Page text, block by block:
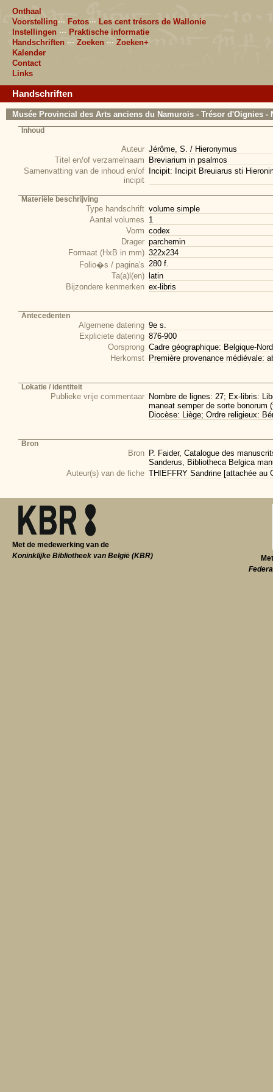
Onthaal
Voorstelling··· Fotos··· Les cent trésors de Wallonie
Instellingen ··· Praktische informatie
Handschriften ··· Zoeken ··· Zoeken+
Kalender
Contact
Links
Handschriften
Musée Provincial des Arts anciens du Namurois - Trésor d'Oignies -
Inhoud
Auteur Jérôme, S. / Hieronymus
Titel en/of verzamelnaam
Breviarium in psalmos
Samenvatting van de inhoud en/of
incipit
Incipit: Incipit Breuiarus sti
Materiële beschrijving
Type handschrift volume simple
Aantal volumes 1
Vorm codex
Drager parchemin
Formaat (HxB in mm) 322x234
Folio�s / pagina's 280 f.
Ta(a)l(en)
latin
Bijzondere kenmerken ex-libris
Antecedenten
Algemene datering 9e s.
Expliciete datering 876-900
Oorsprong Cadre géographique: Belgique-
Herkomst Première provenance médiévale:
Lokatie / identiteit
Publieke vrije commentaar Nombre de lignes: 27; Ex-libris:
maneat semper de sorte bonorum
Diocèse: Liège; Ordre religieux:
Bron
Bron P. Faider, Catalogue des
Sanderus, Bibliotheca Belgica
Auteur(s) van de fiche THIEFFRY Sandrine [attachée au
Met de medewerking van de
Koninklijke Bibliotheek van België (KBR)